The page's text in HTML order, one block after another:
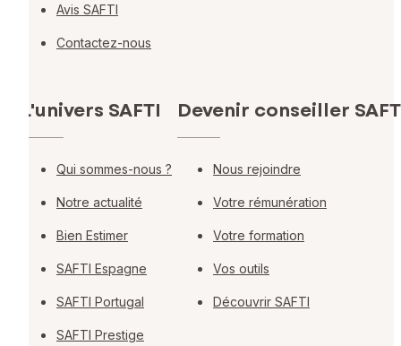
Avis SAFTI
Contactez-nous
L'univers SAFTI
Qui sommes-nous ?
Notre actualité
Bien Estimer
SAFTI Espagne
SAFTI Portugal
SAFTI Prestige
Devenir conseiller
Nous rejoindre
Votre rémunération
Votre formation
Vos outils
Découvrir SAFTI